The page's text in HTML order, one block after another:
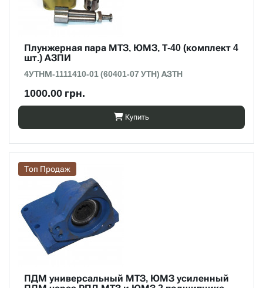
Плунжерная пара МТЗ, ЮМЗ, Т-40 (комплект 4
шт.) АЗПИ
4УТНМ-1111410-01 (60401-07 УТН) АЗТН
1000.00 грн.
Купить
Топ Продаж
ПДМ универсальный МТЗ, ЮМЗ усиленный